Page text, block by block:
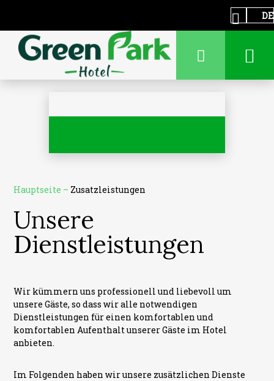
DE
Hauptseite – Zusatzleistungen
Unsere
Dienstleistungen
Wir kümmern uns professionell und liebevoll um
unsere Gäste, so dass wir alle notwendigen
Dienstleistungen für einen komfortablen und
komfortablen Aufenthalt unserer Gäste im Hotel
anbieten.
Im Folgenden haben wir unsere zusätzlichen Dienste